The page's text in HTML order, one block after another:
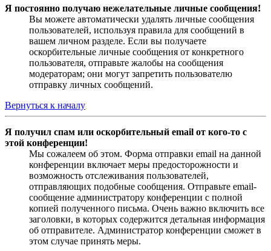
Я постоянно получаю нежелательные личные сообщения!
Вы можете автоматически удалять личные сообщения
пользователей, используя правила для сообщений в
вашем личном разделе. Если вы получаете
оскорбительные личные сообщения от конкретного
пользователя, отправьте жалобы на сообщения
модераторам; они могут запретить пользователю
отправку личных сообщений.
Вернуться к началу
Я получил спам или оскорбительный email от кого-то с
этой конференции!
Мы сожалеем об этом. Форма отправки email на данной
конференции включает меры предосторожности и
возможность отслеживания пользователей,
отправляющих подобные сообщения. Отправьте email-
сообщение администратору конференции с полной
копией полученного письма. Очень важно включить все
заголовки, в которых содержится детальная информация
об отправителе. Администратор конференции сможет в
этом случае принять меры.